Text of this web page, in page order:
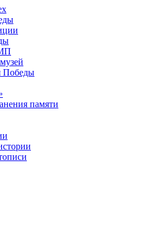
Победы
памяти